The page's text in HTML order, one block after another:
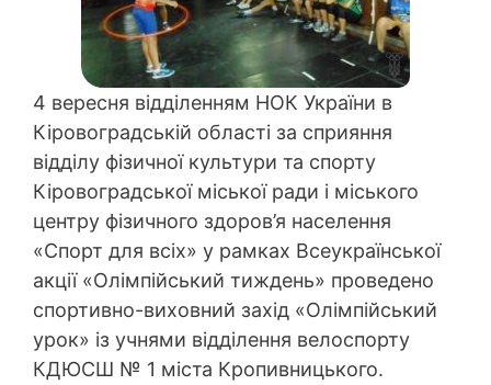
4 вересня відділенням НОК України в
Кіровоградській області за сприяння
відділу фізичної культури та спорту
Кіровоградської міської ради і міського
центру фізичного здоров’я населення
«Спорт для всіх» у рамках Всеукраїнської
акції «Олімпійський тиждень» проведено
спортивно-виховний захід «Олімпійський
урок» із учнями відділення велоспорту
КДЮСШ № 1 міста Кропивницького.